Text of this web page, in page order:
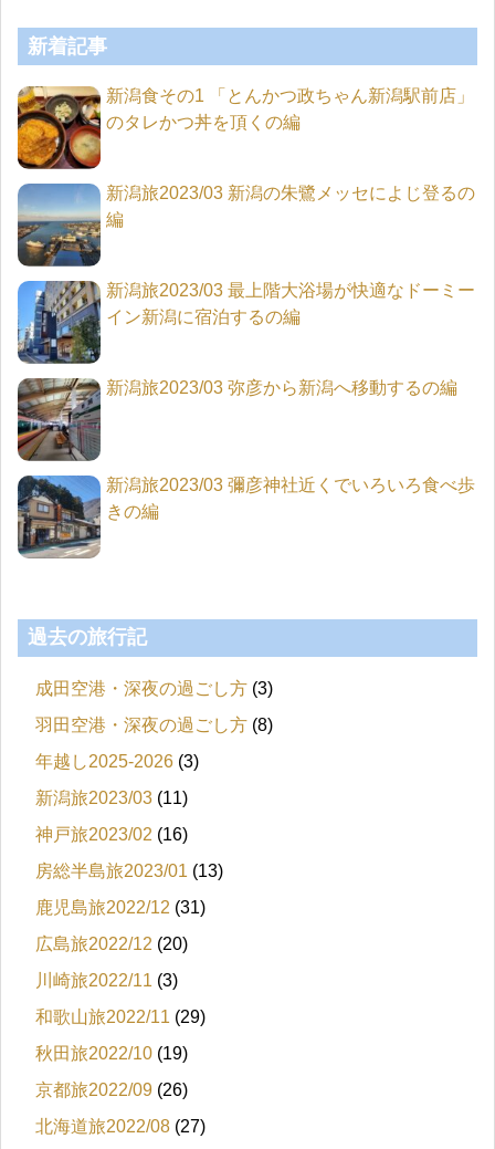
新着記事
新潟食その1 「とんかつ政ちゃん新潟駅前店」
のタレかつ丼を頂くの編
新潟旅2023/03 新潟の朱鷺メッセによじ登るの
編
新潟旅2023/03 最上階大浴場が快適なドーミー
イン新潟に宿泊するの編
新潟旅2023/03 弥彦から新潟へ移動するの編
新潟旅2023/03 彌彦神社近くでいろいろ食べ歩
きの編
過去の旅行記
成田空港・深夜の過ごし方 (3)
羽田空港・深夜の過ごし方 (8)
年越し2025-2026 (3)
新潟旅2023/03 (11)
神戸旅2023/02 (16)
房総半島旅2023/01 (13)
鹿児島旅2022/12 (31)
広島旅2022/12 (20)
川崎旅2022/11 (3)
和歌山旅2022/11 (29)
秋田旅2022/10 (19)
京都旅2022/09 (26)
北海道旅2022/08 (27)